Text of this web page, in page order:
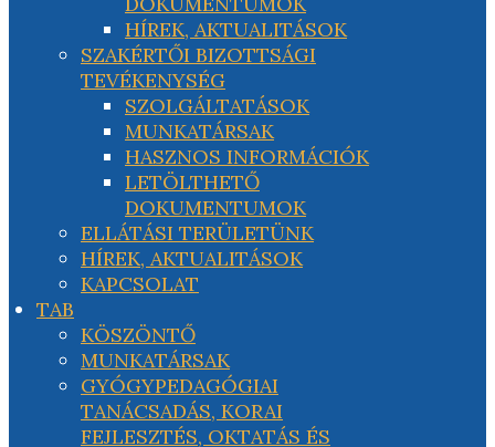
HÍREK, AKTUALITÁSOK
SZAKÉRTŐI BIZOTTSÁGI
TEVÉKENYSÉG
SZOLGÁLTATÁSOK
MUNKATÁRSAK
HASZNOS INFORMÁCIÓK
LETÖLTHETŐ
DOKUMENTUMOK
ELLÁTÁSI TERÜLETÜNK
HÍREK, AKTUALITÁSOK
KAPCSOLAT
TAB
KÖSZÖNTŐ
MUNKATÁRSAK
GYÓGYPEDAGÓGIAI
TANÁCSADÁS, KORAI
FEJLESZTÉS, OKTATÁS ÉS